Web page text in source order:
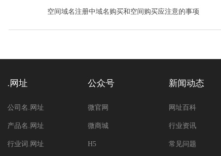
空间域名注册中域名购买和空间购买应注意的事项
.网址
公司名.网址
产品名.网址
行业词.网址
公众号
微官网
微商城
H5
新闻动态
网址百科
行业资讯
常见问题